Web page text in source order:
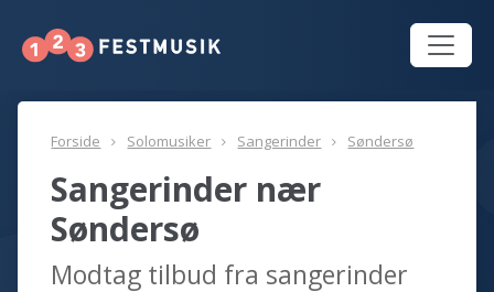
Forside Solomusiker Sangerinder Søndersø
Sangerinder nær
Søndersø
Modtag tilbud fra sangerinder